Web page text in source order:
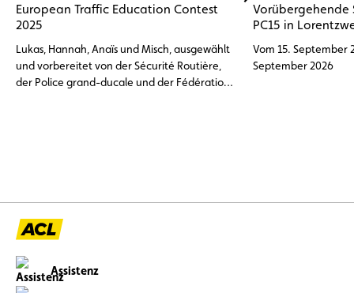
European Traffic Education Contest
2025
Lukas, Hannah, Anaïs und Misch, ausgewählt
und vorbereitet von der Sécurité Routière,
der Police grand-ducale und der Fédération
Vorübergehende
PC15 in
Vom 15. September
September 2026
Assistenz